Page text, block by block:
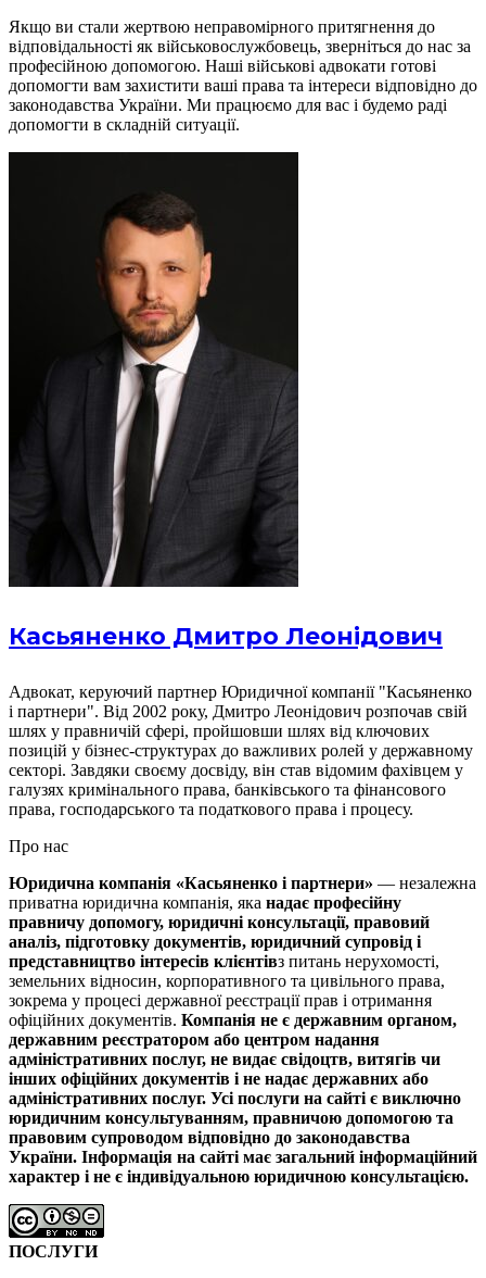
Якщо ви стали жертвою неправомірного притягнення до
відповідальності як військовослужбовець, зверніться до нас за
професійною допомогою. Наші військові адвокати готові
допомогти вам захистити ваші права та інтереси відповідно до
законодавства України. Ми працюємо для вас і будемо раді
допомогти в складній ситуації.
Касьяненко Дмитро Леонідович
Адвокат, керуючий партнер Юридичної компанії "Касьяненко
і партнери". Від 2002 року, Дмитро Леонідович розпочав свій
шлях у правничій сфері, пройшовши шлях від ключових
позицій у бізнес-структурах до важливих ролей у державному
секторі. Завдяки своєму досвіду, він став відомим фахівцем у
галузях кримінального права, банківського та фінансового
права, господарського та податкового права і процесу.
Про нас
Юридична компанія «Касьяненко і партнери» — незалежна
приватна юридична компанія, яка надає професійну
правничу допомогу, юридичні консультації, правовий
аналіз, підготовку документів, юридичний супровід і
представництво інтересів клієнтівз питань нерухомості,
земельних відносин, корпоративного та цивільного права,
зокрема у процесі державної реєстрації прав і отримання
офіційних документів. Компанія не є державним органом,
державним реєстратором або центром надання
адміністративних послуг, не видає свідоцтв, витягів чи
інших офіційних документів і не надає державних або
адміністративних послуг. Усі послуги на сайті є виключно
юридичним консультуванням, правничою допомогою та
правовим супроводом відповідно до законодавства
України. Інформація на сайті має загальний інформаційний
характер і не є індивідуальною юридичною консультацією.
ПОСЛУГИ